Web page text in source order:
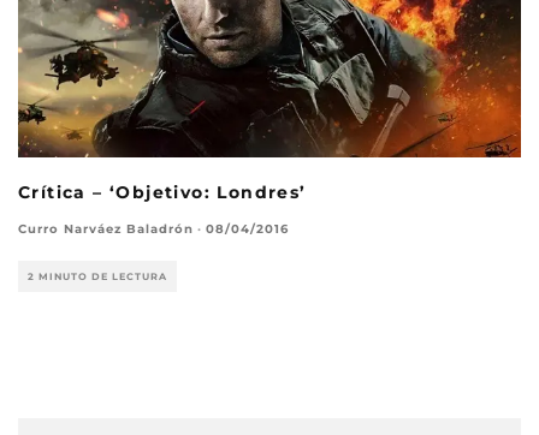
Crítica – ‘Objetivo: Londres’
Curro Narváez Baladrón · 08/04/2016
2 MINUTO DE LECTURA